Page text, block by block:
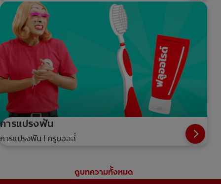
การแปรงฟัน
การแปรงฟัน | ครูบอลลี่
ดูบทความทั้งหมด